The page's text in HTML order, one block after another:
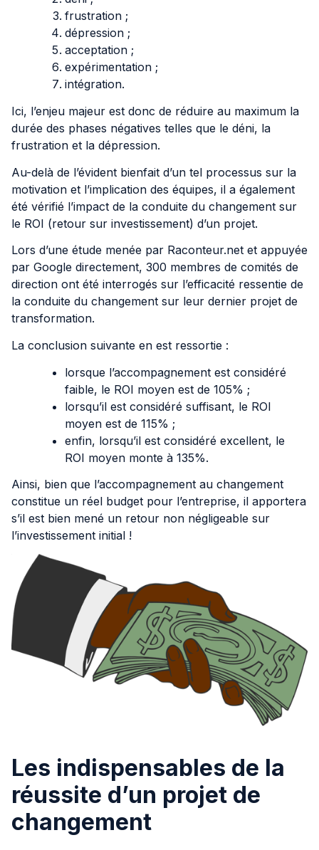
frustration ;
dépression ;
acceptation ;
expérimentation ;
intégration.
Ici, l’enjeu majeur est donc de réduire au maximum la
durée des phases négatives telles que le déni, la
frustration et la dépression.
Au-delà de l’évident bienfait d’un tel processus sur la
motivation et l’implication des équipes, il a également
été vérifié l’impact de la conduite du changement sur
le ROI (retour sur investissement) d’un projet.
Lors d’une étude menée par Raconteur.net et appuyée
par Google directement, 300 membres de comités de
direction ont été interrogés sur l’efficacité ressentie de
la conduite du changement sur leur dernier projet de
transformation.
La conclusion suivante en est ressortie :
lorsque l’accompagnement est considéré
faible, le ROI moyen est de 105% ;
lorsqu’il est considéré suffisant, le ROI
moyen est de 115% ;
enfin, lorsqu’il est considéré excellent, le
ROI moyen monte à 135%.
Ainsi, bien que l’accompagnement au changement
constitue un réel budget pour l’entreprise, il apportera
s’il est bien mené un retour non négligeable sur
l’investissement initial !
Les indispensables de la
réussite d’un projet de
changement